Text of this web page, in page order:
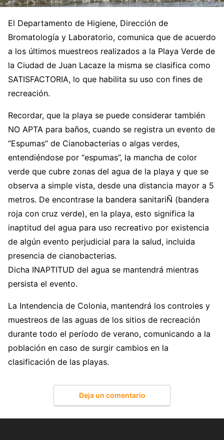
El Departamento de Higiene, Dirección de
Bromatología y Laboratorio, comunica que de acuerdo
a los últimos muestreos realizados a la Playa Verde de
la Ciudad de Juan Lacaze la misma se clasifica como
SATISFACTORIA, lo que habilita su uso con fines de
recreación.
Recordar, que la playa se puede considerar también
NO APTA para baños, cuando se registra un evento de
“Espumas” de Cianobacterias o algas verdes,
entendiéndose por “espumas”, la mancha de color
verde que cubre zonas del agua de la playa y que se
observa a simple vista, desde una distancia mayor a 5
metros. De encontrase la bandera sanitariÑ (bandera
roja con cruz verde), en la playa, esto significa la
inaptitud del agua para uso recreativo por existencia
de algún evento perjudicial para la salud, incluida
presencia de cianobacterias.
Dicha INAPTITUD del agua se mantendrá mientras
persista el evento.
La Intendencia de Colonia, mantendrá los controles y
muestreos de las aguas de los sitios de recreación
durante todo el período de verano, comunicando a la
población en caso de surgir cambios en la
clasificación de las playas.
Deja un comentario